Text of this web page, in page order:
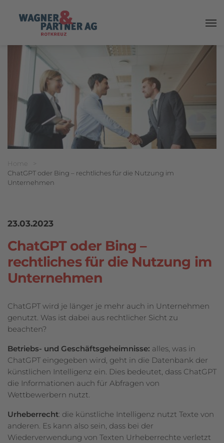
Breadcrumbnavigation
Sie befinden sich hier:
Home
ChatGPT oder Bing – rechtliches für die Nutzung im
Unternehmen
23.03.2023
ChatGPT oder Bing –
rechtliches für die Nutzung im
Unternehmen
ChatGPT wird je länger je mehr auch in Unternehmen
genutzt. Was ist dabei aus rechtlicher Sicht zu
beachten?
Betriebs- und Geschäftsgeheimnisse: alles, was in
ChatGPT eingegeben wird, geht in die Datenbank der
künstlichen Intelligenz ein. Dies bedeutet, dass ChatGPT
die Informationen auch für Abfragen von
Wettbewerbern nutzt.
Urheberrecht: die künstliche Intelligenz nutzt Texte von
anderen. Es kann also sein, dass bei der
Wiederverwendung von Texten Urheberrechte verletzt